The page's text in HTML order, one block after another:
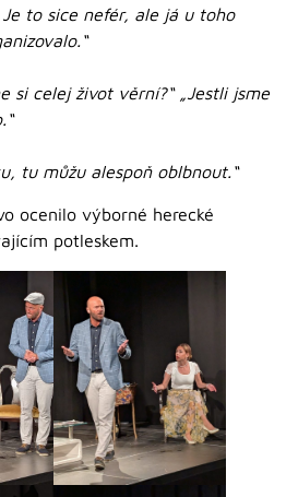
to sice nefér, ale já u toho
si celej život věrní?“ „Jestli jsme
tu můžu alespoň oblbnout.“
ocenilo výborné herecké
potleskem.